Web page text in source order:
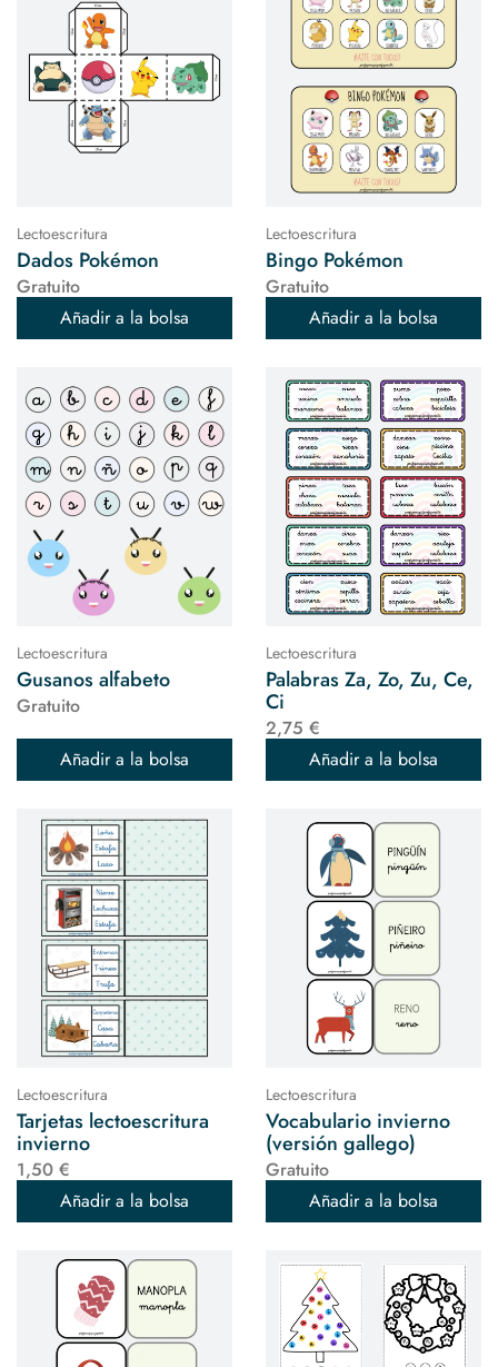
Lectoescritura
Dados Pokémon
Gratuito
Añadir a la bolsa
Lectoescritura
Bingo Pokémon
Gratuito
Añadir a la bolsa
Lectoescritura
Gusanos alfabeto
Gratuito
Añadir a la bolsa
Lectoescritura
Palabras Za, Zo, Zu, Ce,
Ci
2,75 €
Añadir a la bolsa
Lectoescritura
Tarjetas lectoescritura
invierno
1,50 €
Añadir a la bolsa
Lectoescritura
Vocabulario invierno
(versión gallego)
Gratuito
Añadir a la bolsa